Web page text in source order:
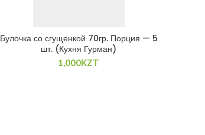
Булочка со сгущенкой 70гр. Порция — 5
шт. (Кухня Гурман)
1,000KZT